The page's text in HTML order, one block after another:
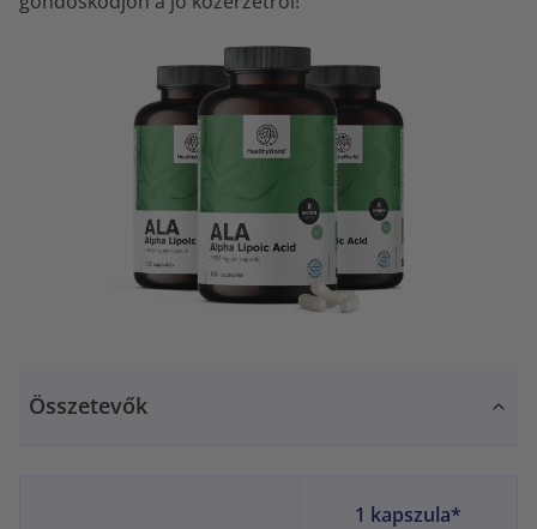
Összetevők
1 kapszula*